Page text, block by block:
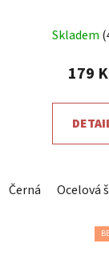
5,0
z
Skladem
179
Černá Ocelová